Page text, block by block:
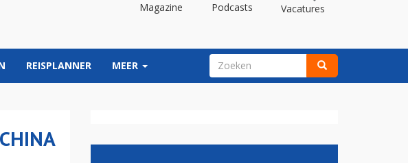
Magazine Podcasts Vacatures
REISPLANNER MEER ZOEKVELD